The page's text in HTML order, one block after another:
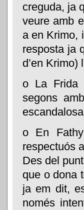
creguda, ja
veure amb
a en Krimo,
resposta ja
d’en Krimo)
o La Frida
segons
o En
respectuós
Des del
que o dona
ja em dit,
només